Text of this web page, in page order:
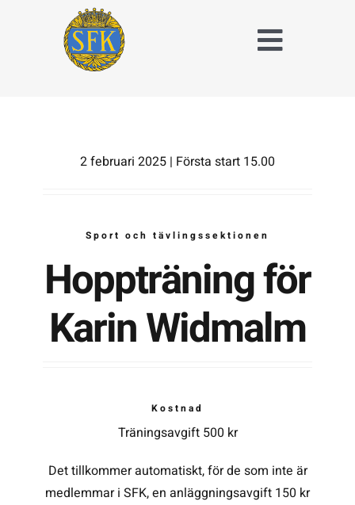
Toggle
Om Stockholms
Kalender
Kontakta SFK
Nyheter,
2 februari 2025 | Första start 15.00
Sport och tävlingssektionen
Hoppträning för
Karin Widmalm
Kostnad
Träningsavgift 500 kr
Det tillkommer automatiskt, för de som inte är
medlemmar i SFK, en anläggningsavgift 150 kr